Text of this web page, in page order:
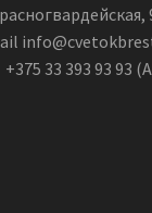
+375 33 393 93 93